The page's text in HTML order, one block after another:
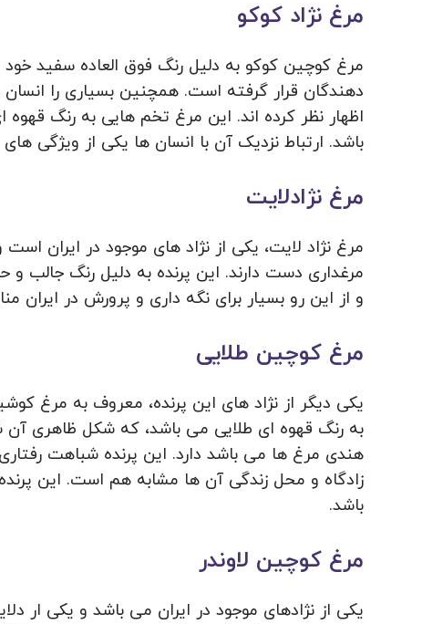
مرغ نژاد کوکو
مرغ کوچین کوکو به دلیل رنگ فوق العاده سفید
دهندگان قرار گرفته است. همچنین بسیاری را انسان
اظهار نظر کرده اند. این مرغ تخم هایی به رنگ
باشد. ارتباط نزدیک آن با انسان ها یکی از ویژگی
مرغ نژادلایت
مرغ نژاد لایت، یکی از نژاد های موجود در ایران
مرغداری دست دارند. این پرنده به دلیل رنگ جالب و
و از این رو بسیار برای نگه داری و پرورش در ایران
مرغ کوچین طلایی
یکی دیگر از نژاد های این پرنده، معروف به مرغ
به رنگ قهوه ای طلایی می باشد، که شکل ظاهری آن
هندی مرغ ها می باشد دارد. این پرنده شباهت
زادگاه و محل زندگی آن ها مشابه هم است. این
باشد.
مرغ کوچین لاوندر
یکی از نژادهای موجود در ایران می باشد و یکی ار